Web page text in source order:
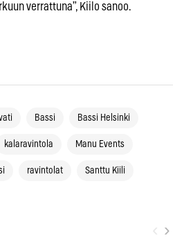
verrattuna”, Kiilo sanoo.
Bassi Bassi Helsinki
kalaravintola Manu Events
ravintolat Santtu Kiili
›